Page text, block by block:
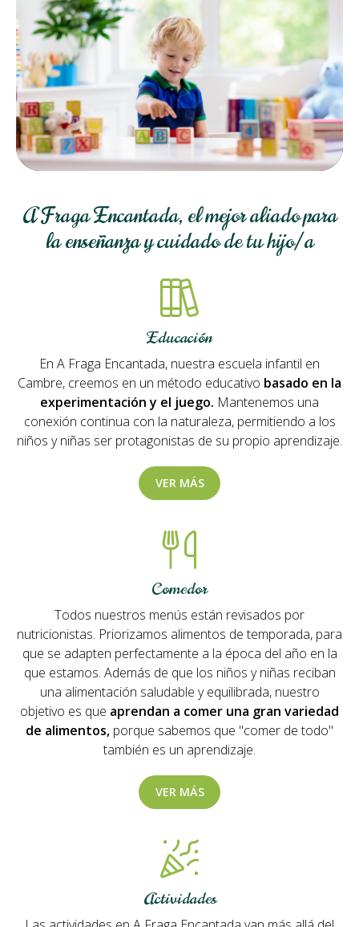
VER MÁS
A Fraga Encantada, el mejor aliado para
la enseñanza y cuidado de tu hijo/a
Educación
En A Fraga Encantada, nuestra escuela infantil en
Cambre, creemos en un método educativo basado en la
experimentación y el juego. Mantenemos una
conexión continua con la naturaleza, permitiendo a los
niños y niñas ser protagonistas de su propio aprendizaje.
VER MÁS
Comedor
Todos nuestros menús están revisados por
nutricionistas. Priorizamos alimentos de temporada, para
que se adapten perfectamente a la época del año en la
que estamos. Además de que los niños y niñas reciban
una alimentación saludable y equilibrada, nuestro
objetivo es que aprendan a comer una gran variedad
de alimentos, porque sabemos que "comer de todo"
también es un aprendizaje.
VER MÁS
Actividades